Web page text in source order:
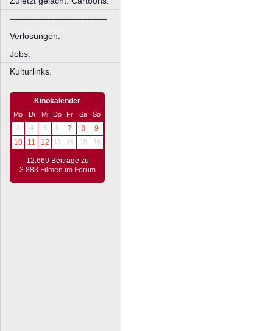
––––––––––––––––––––
Verlosungen.
Jobs.
Kulturlinks.
Kinokalender
Mo Di Mi Do Fr Sa
So
3
4 5 6 7 8
9
10
11 12 13 14 15 16
12.669 Beiträge zu
3.883 Filmen im Forum